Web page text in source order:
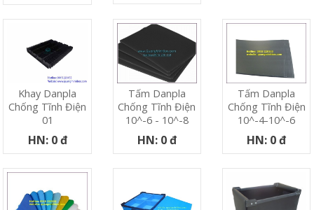
Khay Danpla
Chống Tĩnh Điện
01
HN: 0 đ
Tấm Danpla
Chống Tĩnh Điện
10^-6 - 10^-8
HN: 0 đ
Tấm Danpla
Chống Tĩnh Điện
10^-4-10^-6
HN: 0 đ